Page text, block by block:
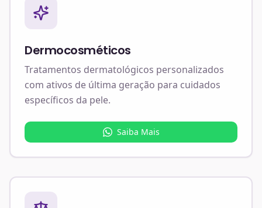
Dermocosméticos
Tratamentos dermatológicos personalizados
com ativos de última geração para cuidados
específicos da pele.
Saiba Mais